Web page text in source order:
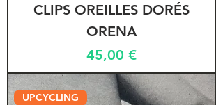
CLIPS OREILLES DORÉS
ORENA
Prix
45,00 €
UPCYCLING